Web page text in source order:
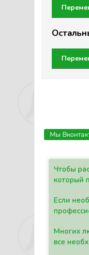
Мы
Чтобы
который
Если
Многих
все